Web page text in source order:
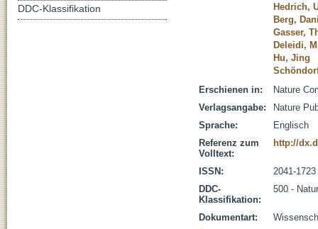
Hedrich,
Berg,
Gasser,
Deleidi,
Hu, Jing
Erschienen in:
Nature
Verlagsangabe:
Nature
Sprache:
Englisch
Referenz zum
Volltext:
http://
ISSN:
2041-1723
DDC-
Klassifikation:
500 -
Dokumentart:
DDC-Klassifikation